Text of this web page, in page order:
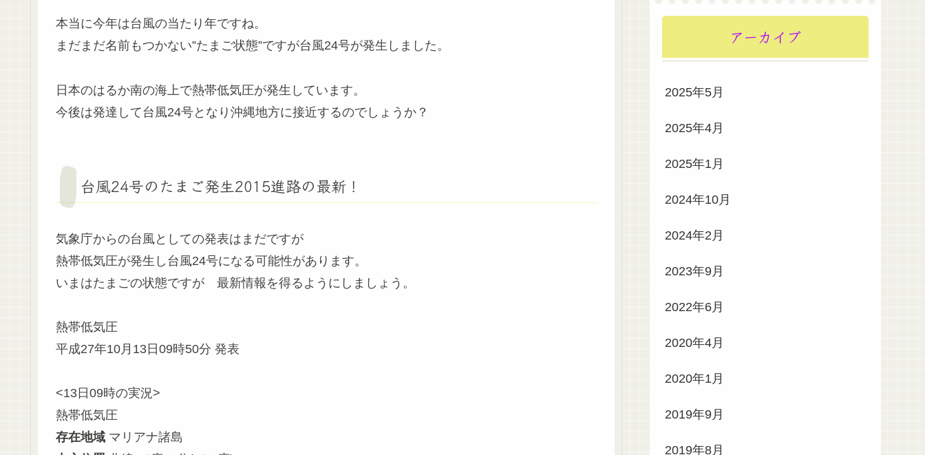
本当に今年は台風の当たり年ですね。
まだまだ名前もつかない”たまご状態”ですが台風24号が発生しました。
日本のはるか南の海上で熱帯低気圧が発生しています。
今後は発達して台風24号となり沖縄地方に接近するのでしょうか？
台風24号のたまご発生2015進路の最新！
気象庁からの台風としての発表はまだですが
熱帯低気圧が発生し台風24号になる可能性があります。
いまはたまごの状態ですが 最新情報を得るようにしましょう。
熱帯低気圧
平成27年10月13日09時50分 発表
<13日09時の実況>
熱帯低気圧
存在地域 マリアナ諸島
アーカイブ
2025年5月
2025年4月
2025年1月
2024年10月
2024年2月
2023年9月
2022年6月
2020年4月
2020年1月
2019年9月
2019年8月